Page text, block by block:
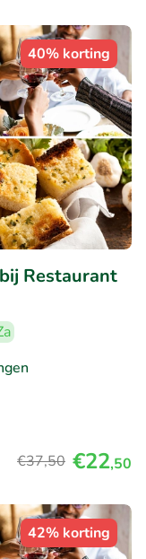
40% korting
Restaurant
€37,50 €22,50
42% korting